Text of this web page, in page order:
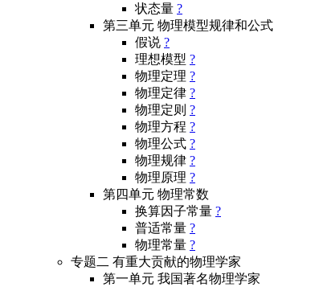
状态量 ?
第三单元 物理模型规律和公式
假说 ?
理想模型 ?
物理定理 ?
物理定律 ?
物理定则 ?
物理方程 ?
物理公式 ?
物理规律 ?
物理原理 ?
第四单元 物理常数
换算因子常量 ?
普适常量 ?
物理常量 ?
专题二 有重大贡献的物理学家
第一单元 我国著名物理学家